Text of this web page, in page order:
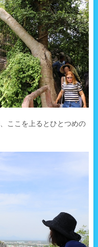
ここを上るとひとつめの